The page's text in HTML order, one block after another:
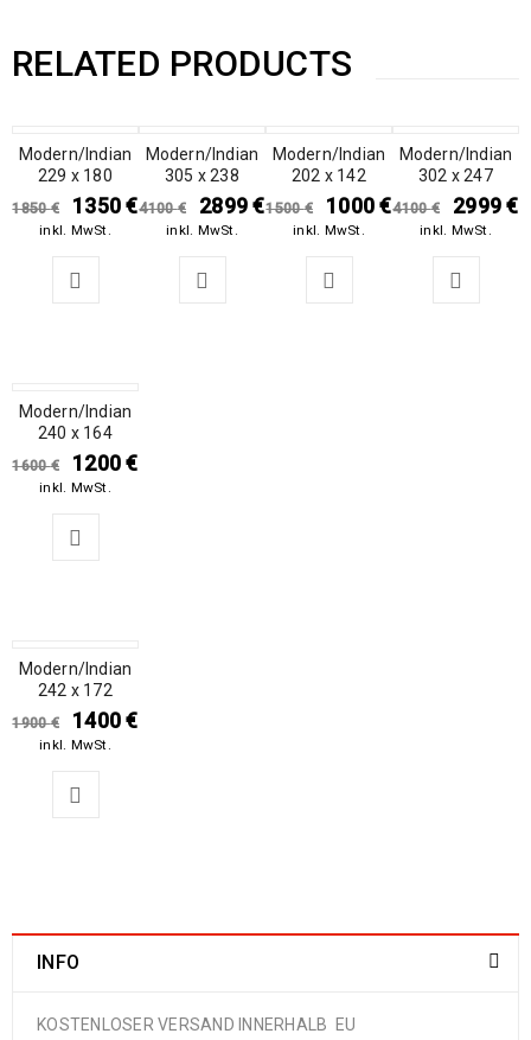
RELATED PRODUCTS
SALE
Modern/Indian
229 x 180
1850€ 1350€
inkl. MwSt.
SALE
Modern/Indian
305 x 238
4100€ 2899€
inkl. MwSt.
SALE
Modern/Indian
202 x 142
1500€ 1000€
inkl. MwSt.
SALE
Modern/Indian
302 x 247
4100€ 2999€
inkl. MwSt.
SALE
Modern/Indian
240 x 164
1600€ 1200€
inkl. MwSt.
SALE
Modern/Indian
242 x 172
1900€ 1400€
inkl. MwSt.
INFO
KOSTENLOSER VERSAND INNERHALB EU